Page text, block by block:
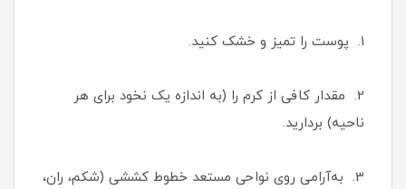
1. پوست را تمیز و خشک کنید.
2. مقدار کافی از کرم را (به اندازه یک نخود برای هر
ناحیه) بردارید.
3. به‌آرامی روی نواحی مستعد خطوط کششی (شکم، ران،